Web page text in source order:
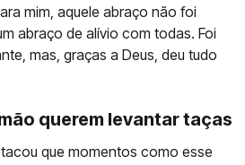
mim, aquele abraço não foi
abraço de alívio com todas. Foi
mas, graças a Deus, deu tudo
querem levantar taças
que momentos como esse